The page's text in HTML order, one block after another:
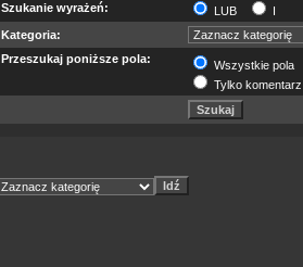
Szukanie wyrażeń:
LUB
I
Kategoria:
Przeszukaj poniższe pola:
Wszystkie pola
Tylko komentarz